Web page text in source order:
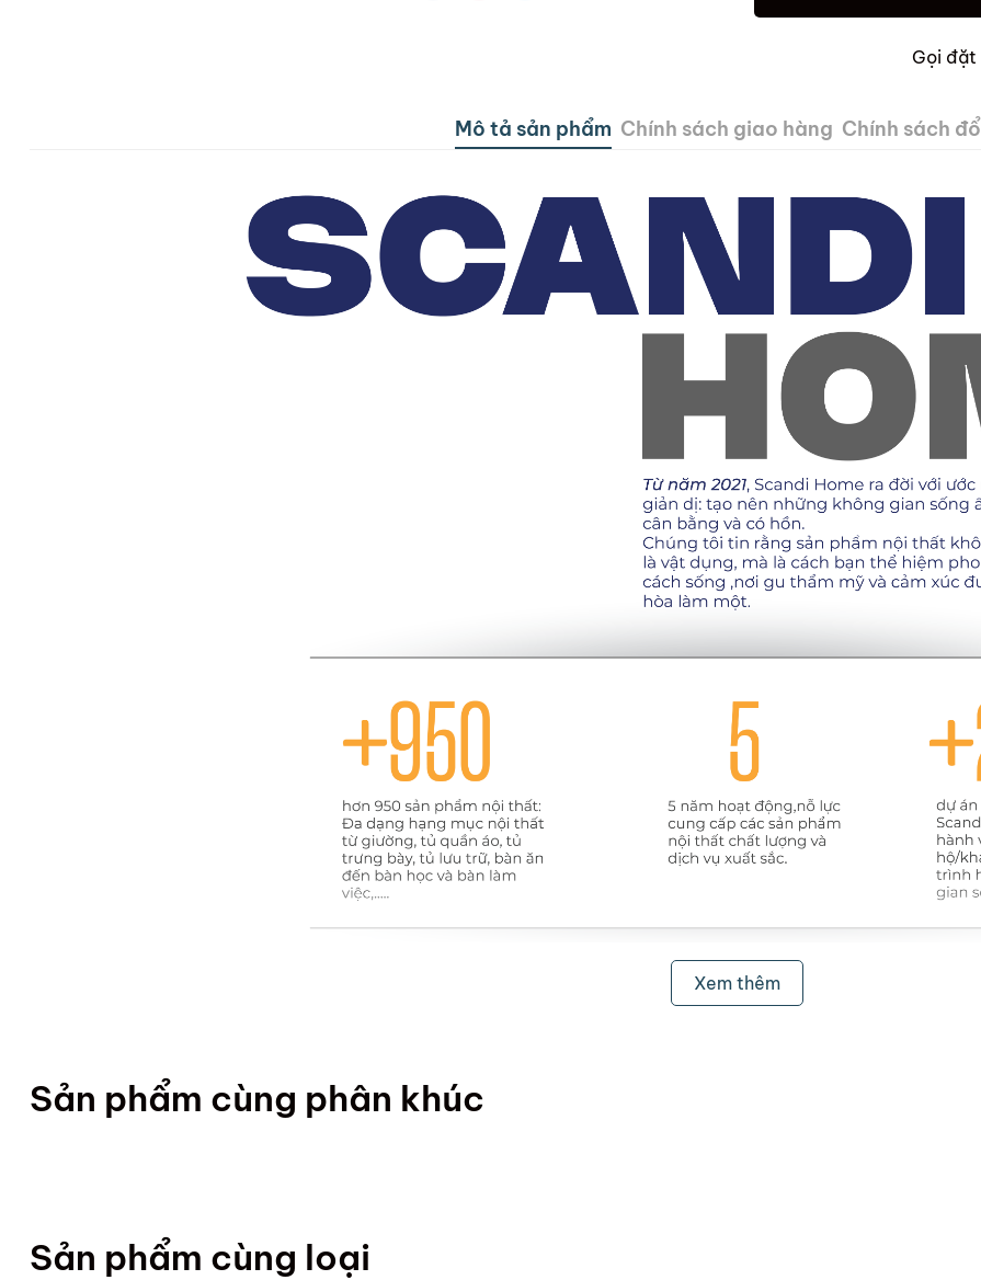
Gọi đặt
Mô tả sản phẩm Chính sách giao hàng Chính sách
Xem thêm
Sản phẩm cùng phân khúc
Sản phẩm cùng loại